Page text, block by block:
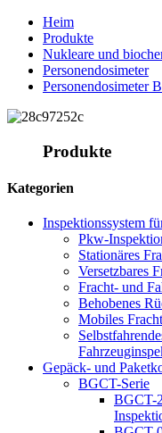
Heim
Produkte
Nukleare und
Personendosimeter
Personendosimeter
Produkte
Kategorien
Inspektionssystem
Pkw-
Stationäres
Versetzbares
Fracht- und
Behobenes
Mobiles
Gepäck- und
BGCT-Serie
BGCT-